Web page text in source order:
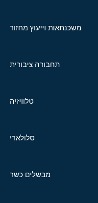
משכנתאות וייעוץ מחזור
תחבורה ציבורית
טלוויזיה
סלולארי
מבשלים כשר